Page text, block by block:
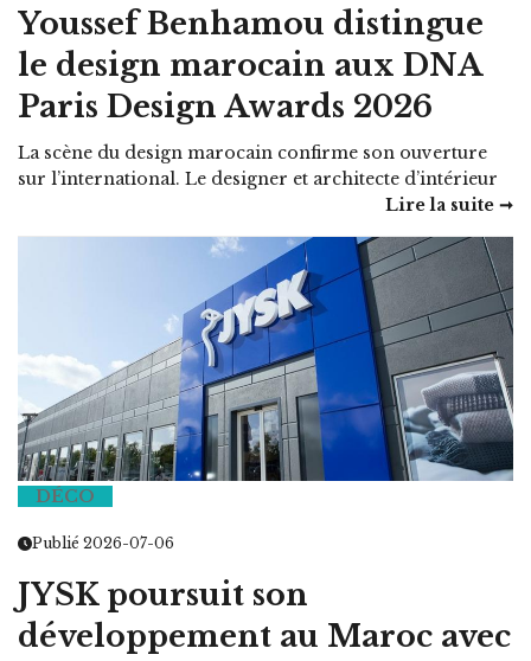
Youssef Benhamou distingue
le design marocain aux DNA
Paris Design Awards 2026
La scène du design marocain confirme son ouverture
sur l’international. Le designer et architecte d’intérieur
Lire la suite ➞
DÉCO
Publié 2026-07-06
JYSK poursuit son
développement au Maroc avec